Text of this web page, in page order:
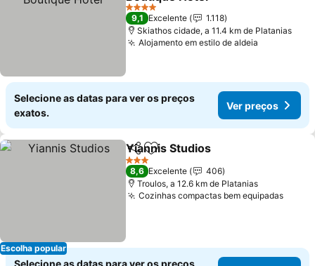
Ver preços
4 Estrelas
9,1 Excelente
1.118
Skiathos cidade, a 11.4 km de Platanias
Alojamento em estilo de aldeia
Selecione as datas para ver os preços
exatos.
Ver preços
Escolha popular
PartilharAdicionar aos favoritos
Yiannis Studios
3 Estrelas
8,6 Excelente
406
Troulos, a 12.6 km de Platanias
Cozinhas compactas bem equipadasVer
Selecione as datas para ver os preços